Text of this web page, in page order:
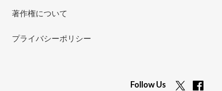
著作権について
プライバシーポリシー
Follow Us